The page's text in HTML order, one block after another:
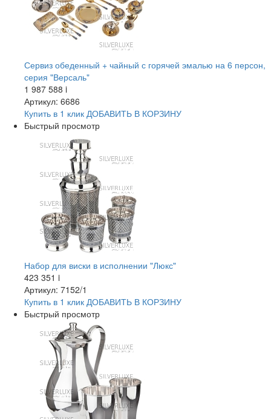
Сервиз обеденный + чайный с горячей эмалью на 6 персон,
серия "Версаль"
1 987 588 i
Артикул: 6686
Купить в 1 клик ДОБАВИТЬ В КОРЗИНУ
Быстрый просмотр
Набор для виски в исполнении "Люкс"
423 351 i
Артикул: 7152/1
Купить в 1 клик ДОБАВИТЬ В КОРЗИНУ
Быстрый просмотр